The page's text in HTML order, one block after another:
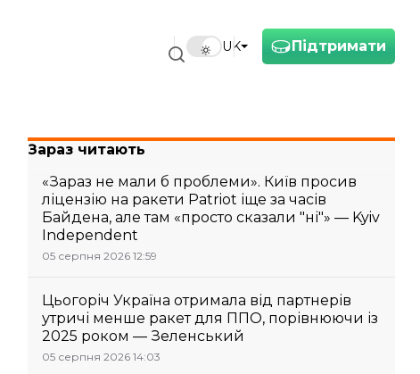
Підтримати
UK
Зараз читають
«Зараз не мали б проблеми». Київ просив
ліцензію на ракети Patriot іще за часів
Байдена, але там «просто сказали "ні"» — Kyiv
Independent
05 серпня 2026 12:59
Цьогоріч Україна отримала від партнерів
утричі менше ракет для ППО, порівнюючи із
2025 роком — Зеленський
05 серпня 2026 14:03